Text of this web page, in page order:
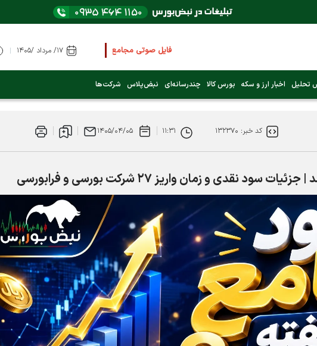
فایل صوتی مجامع و کنفرانس ها را از اینجا گوش کنید
عرضه اولیه بعدی کدام نماد است؟ (کلیک کنید) تحلیل اخبار ارز و سکه بورس کالا چندرسانه‌ای نبض‌پلاس شرکت‌ها
کد خبر: ۱۳۲۳۷۰ ۱۱:۳۱ ۱۴۰۵/۰۴/۰۵